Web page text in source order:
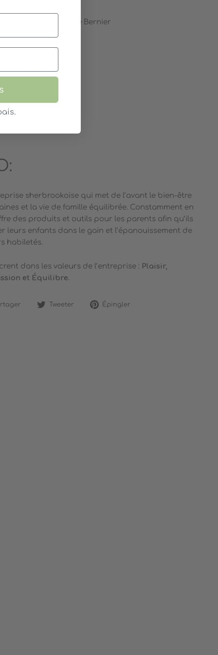
graphique: Karine Bernier
:
À l'heure du repas
Imaginer et créer
Loin des écrans
Sur la route
sherbrookoise qui met de l’avant le bien-être
et la vie de famille équilibrée. Constamment en
des produits et outils pour les parents afin qu’ils
leurs enfants dans le gain et l’épanouissement de
habiletés.
dans les valeurs de l’entreprise : Plaisir,
et Équilibre.
PartagerTweeter
TweeterÉpingler